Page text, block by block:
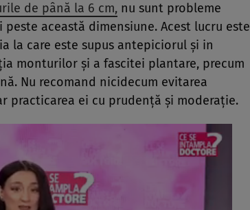
de până la 6 cm, nu sunt probleme
această dimensiune. Acest lucru este
la care este supus antepiciorul şi in
monturilor şi a fascitei plantare, precum
Nu recomand nicidecum evitarea
ei cu prudenţă şi moderaţie.